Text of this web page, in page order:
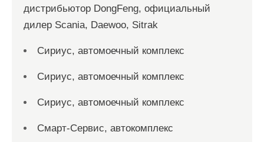
дистрибьютор DongFeng, официальный
дилер Scania, Daewoo, Sitrak
Сириус, автомоечный комплекс
Сириус, автомоечный комплекс
Сириус, автомоечный комплекс
Смарт-Сервис, автокомплекс